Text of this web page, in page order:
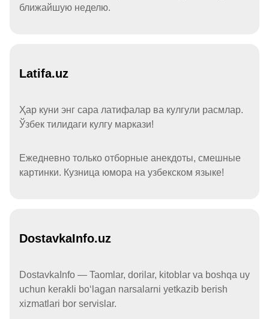
ближайшую неделю.
Latifa.uz
Ҳар куни энг сара латифалар ва кулгули расмлар.
Ўзбек тилидаги кулгу маркази!
Ежедневно только отборные анекдоты, смешные
картинки. Кузница юмора на узбекском языке!
DostavkaInfo.uz
DostavkaInfo — Taomlar, dorilar, kitoblar va boshqa uy
uchun kerakli boʻlagan narsalarni yetkazib berish
xizmatlari bor servislar.